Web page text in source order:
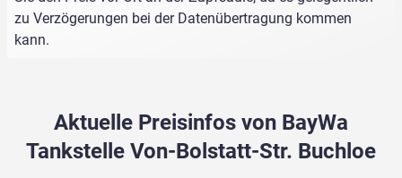
zu Verzögerungen bei der Datenübertragung kommen
kann.
Aktuelle Preisinfos von BayWa
Tankstelle Von-Bolstatt-Str. Buchloe